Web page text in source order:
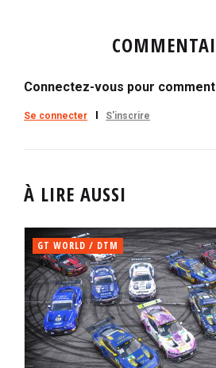
Connectez-vous pour
Se connecter S'inscrire
À LIRE AUSSI
GT WORLD / DTM